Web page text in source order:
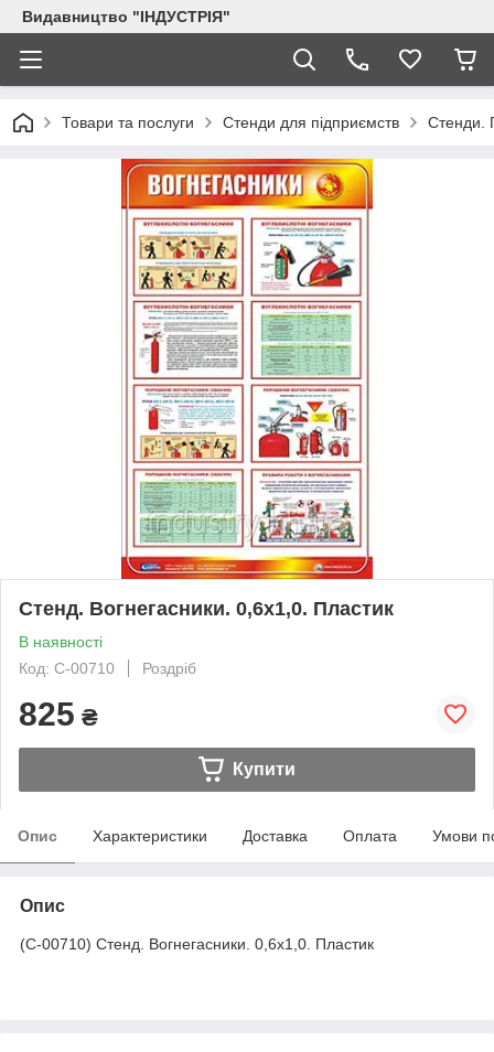
Видавництво "ІНДУСТРІЯ"
Товари та послуги Стенди для підприємств Стенди.
Стенд. Вогнегасники. 0,6х1,0. Пластик
В наявності
Код: С-00710
Роздріб
825 ₴
Купити
Опис Характеристики Доставка Оплата Умови
Опис
(С-00710) Стенд. Вогнегасники. 0,6х1,0. Пластик